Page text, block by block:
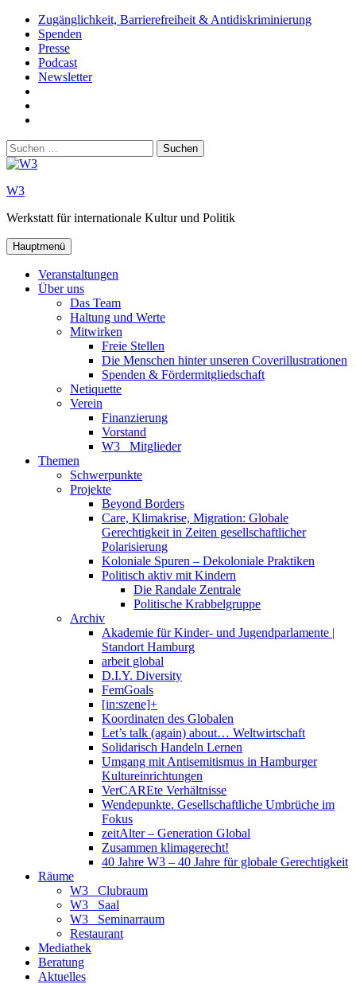
Zum
Inhalt
springen
Zugänglichkeit, Barrierefreiheit & Antidiskriminierung
Spenden
Presse
Podcast
Newsletter
Youtube
Suchen
nach:
W3
Werkstatt für internationale Kultur und Politik
Hauptmenü
Veranstaltungen
Über uns
Das Team
Haltung und Werte
Mitwirken
Freie Stellen
Die Menschen hinter unseren Coverillustrationen
Spenden & Fördermitgliedschaft
Netiquette
Verein
Finanzierung
Vorstand
W3_ Mitglieder
Themen
Schwerpunkte
Projekte
Beyond Borders
Care, Klimakrise, Migration: Globale
Gerechtigkeit in Zeiten gesellschaftlicher
Polarisierung
Koloniale Spuren – Dekoloniale Praktiken
Politisch aktiv mit Kindern
Die Randale Zentrale
Politische Krabbelgruppe
Archiv
Akademie für Kinder- und Jugendparlamente |
Standort Hamburg
arbeit global
D.I.Y. Diversity
FemGoals
[in:szene]+
Koordinaten des Globalen
Let’s talk (again) about… Weltwirtschaft
Solidarisch Handeln Lernen
Umgang mit Antisemitismus in Hamburger
Kultureinrichtungen
VerCAREte Verhältnisse
Wendepunkte. Gesellschaftliche Umbrüche im
Fokus
zeitAlter – Generation Global
Zusammen klimagerecht!
40 Jahre W3 – 40 Jahre für globale Gerechtigkeit
Räume
W3_ Clubraum
W3_ Saal
W3_ Seminarraum
Restaurant
Mediathek
Beratung
Aktuelles